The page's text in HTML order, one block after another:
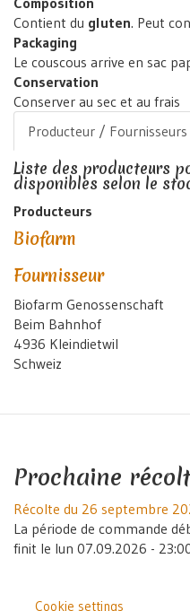
Contient du gluten. Peut
Packaging
Le couscous arrive en sac
Conservation
Conserver au sec et au frais
Producteur / Fournisseurs
Liste des producteurs
disponibles selon le
Producteurs
Biofarm
Fournisseur
Biofarm Genossenschaft
Beim Bahnhof
4936 Kleindietwil
Schweiz
Prochaine
Récolte du 26 septembre
La période de commande
finit le lun 07.09.2026 -
Cookie settings